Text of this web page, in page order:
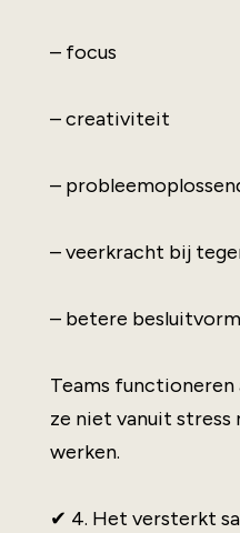
– focus
– creativiteit
–
– veerkracht bij
– betere
Teams
ze niet vanuit stress
werken.
✔ 4. Het versterkt